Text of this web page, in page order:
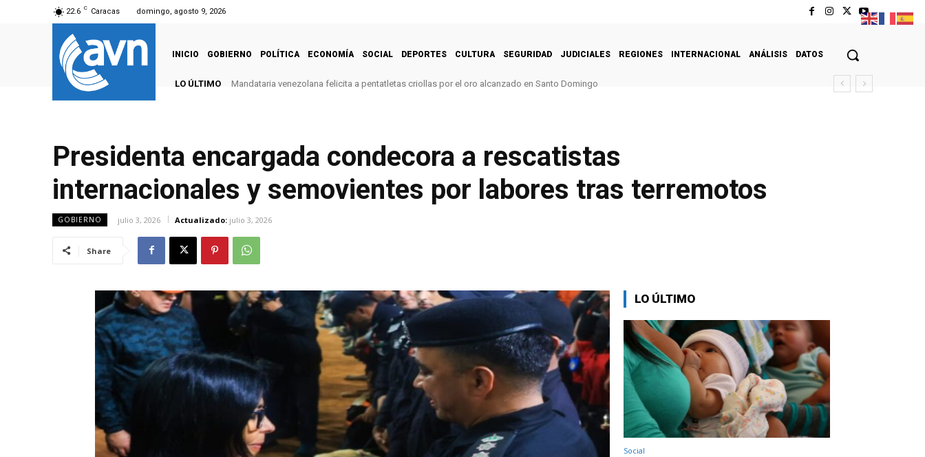
22.6 C Caracas domingo, agosto 9, 2026
INICIO GOBIERNO POLÍTICA ECONOMÍA SOCIAL DEPORTES CULTURA SEGURIDAD JUDICIALES REGIONES INTERNACIONAL ANÁLISIS DATOS
LO ÚLTIMO Mandataria venezolana felicita a pentatletas criollas por el oro alcanzado en Santo Domingo
Presidenta encargada condecora a rescatistas
internacionales y semovientes por labores tras terremotos
GOBIERNO julio 3, 2026 Actualizado: julio 3, 2026
Share
LO ÚLTIMO
Social